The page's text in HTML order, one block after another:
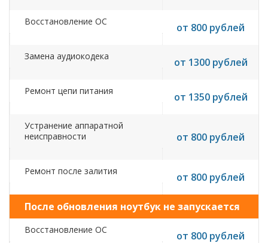
Восстановление ОС от 800 рублей
Замена аудиокодека от 1300 рублей
Ремонт цепи питания от 1350 рублей
Устранение аппаратной
неисправности
от 800 рублей
Ремонт после залития от 800 рублей
После обновления ноутбук не запускается
Восстановление ОС от 800 рублей